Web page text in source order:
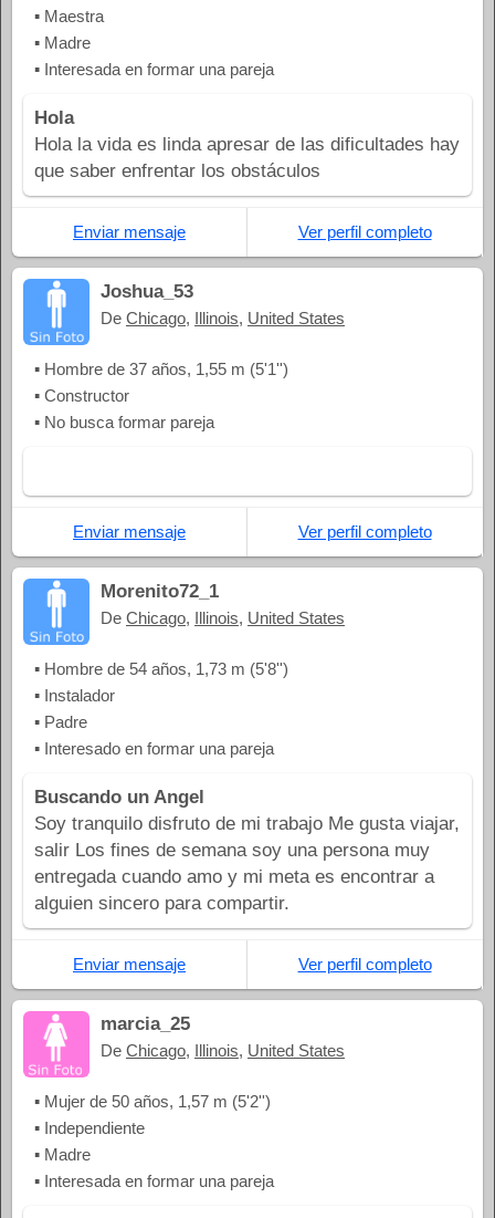
▪ Maestra
▪ Madre
▪ Interesada en formar una pareja
Hola
Hola la vida es linda apresar de las dificultades hay
que saber enfrentar los obstáculos
Enviar mensaje Ver perfil completo
Joshua_53
De Chicago, Illinois, United States
▪ Hombre de 37 años, 1,55 m (5'1'')
▪ Constructor
▪ No busca formar pareja
Enviar mensaje Ver perfil completo
Morenito72_1
De Chicago, Illinois, United States
▪ Hombre de 54 años, 1,73 m (5'8'')
▪ Instalador
▪ Padre
▪ Interesado en formar una pareja
Buscando un Angel
Soy tranquilo disfruto de mi trabajo Me gusta viajar,
salir Los fines de semana soy una persona muy
entregada cuando amo y mi meta es encontrar a
alguien sincero para compartir.
Enviar mensaje Ver perfil completo
marcia_25
De Chicago, Illinois, United States
▪ Mujer de 50 años, 1,57 m (5'2'')
▪ Independiente
▪ Madre
▪ Interesada en formar una pareja